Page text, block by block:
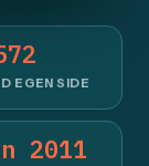
EGEN SIDE
2011